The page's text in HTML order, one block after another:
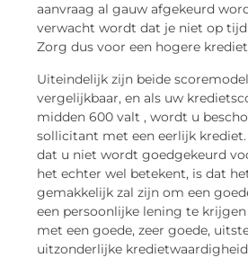
aanvraag al gauw afgekeurd
verwacht wordt dat je niet op
Zorg dus voor een hogere
Uiteindelijk zijn beide
vergelijkbaar, en als uw
midden 600 valt , wordt u
sollicitant met een eerlijk
dat u niet wordt goedgekeurd
het echter wel betekent, is dat
gemakkelijk zal zijn om een
een persoonlijke lening te
met een goede, zeer goede,
uitzonderlijke